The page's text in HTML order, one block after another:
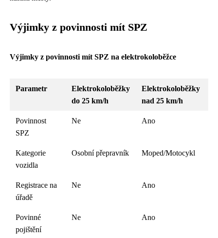
Výjimky z povinnosti mít SPZ
Výjimky z povinnosti mít SPZ na elektrokoloběžce
Parametr
Elektrokoloběžky
do 25 km/h
Elektrokoloběžky
nad 25 km/h
Povinnost
SPZ
Ne Ano
Kategorie
vozidla
Osobní přepravník Moped/Motocykl
Registrace na
úřadě
Ne Ano
Povinné
pojištění
Ne Ano